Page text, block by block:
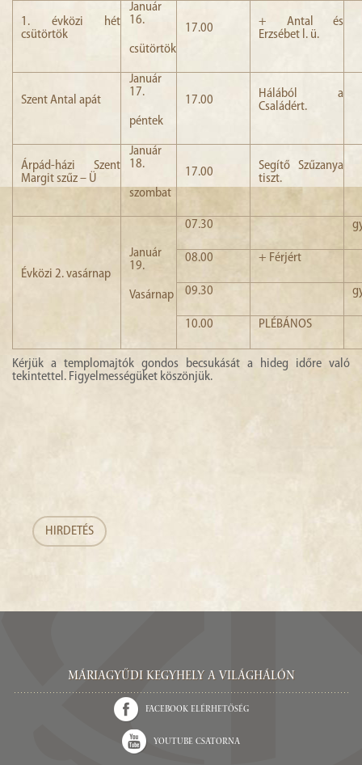
1. évközi hét
csütörtök
Január
16.
csütörtök
17.00
+ Antal és
Erzsébet l. ü.
Szent Antal apát
Január
17.
péntek
17.00
Hálából a
Családért.
Árpád-házi Szent
Margit szűz – Ü
Január
18.
szombat
17.00
Segítő Szűzanya
tiszt.
Évközi 2. vasárnap
Január
19.
Vasárnap
07.30
08.00 + Férjért
09.30
10.00 PLÉBÁNOS
Kérjük a templomajtók gondos becsukását a hideg időre való
tekintettel. Figyelmességüket köszönjük.
HIRDETÉS
Máriagyűdi Kegyhely a világhálón
Facebook elérhetőség
Youtube csatorna